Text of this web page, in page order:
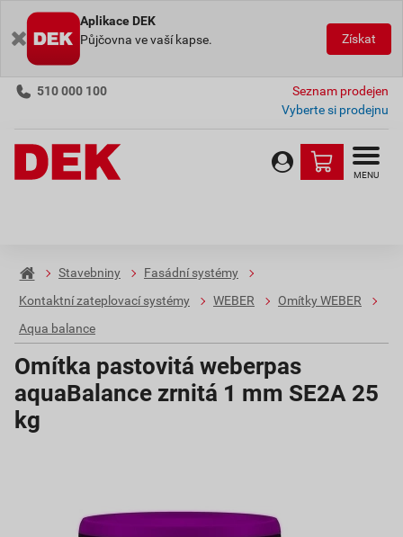
Aplikace DEK
Půjčovna ve vaší kapse.
Získat
510 000 100
Seznam prodejen
Vyberte si prodejnu
MENU
Stavebniny
Fasádní systémy
Kontaktní zateplovací systémy
WEBER
Omítky WEBER
Aqua balance
Omítka pastovitá weberpas
aquaBalance zrnitá 1 mm SE2A 25
kg